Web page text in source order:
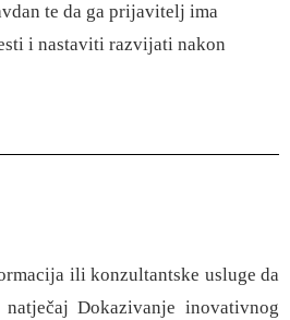
te da ga prijavitelj ima
i nastaviti razvijati nakon
ili konzultantske usluge da
Dokazivanje inovativnog